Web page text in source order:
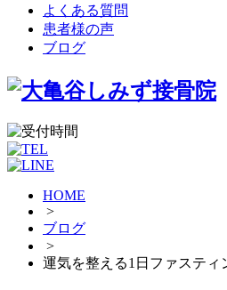
よくある質問
患者様の声
ブログ
HOME
>
ブログ
>
運気を整える1日ファステ